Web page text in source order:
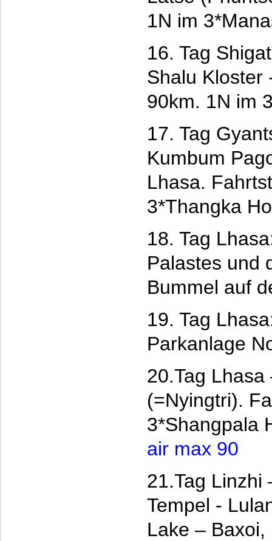
1N im
16. Tag
Shalu Kloster
90km. 1N im
17. Tag
Kumbum
Lhasa.
3*Thangka
18. Tag
Palastes und
Bummel auf
19. Tag
Parkanlage
20.Tag
(=Nyingtri).
3*Shangpala
air max 90
21.Tag Linzhi
Tempel -
Lake –